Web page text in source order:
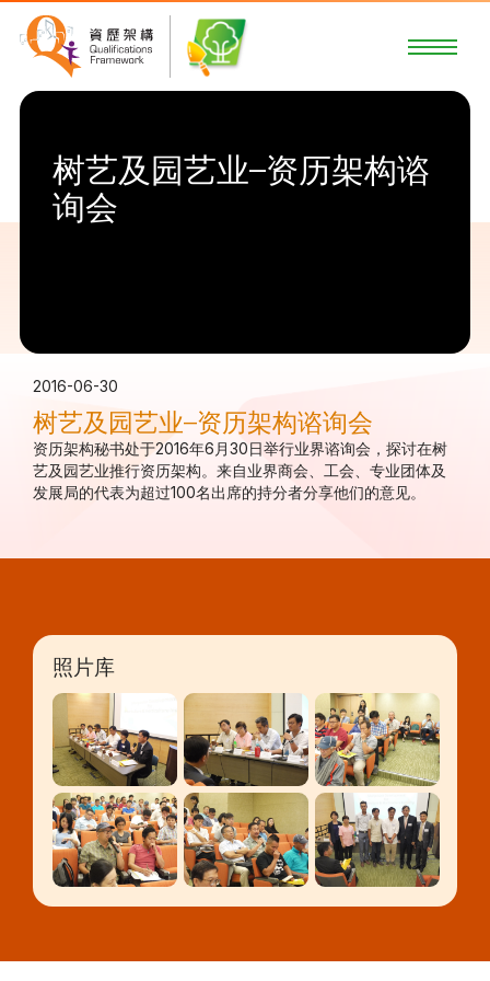
树艺及园艺业–资历架构谘
询会
2016-06-30
树艺及园艺业–资历架构谘询会
资历架构秘书处于2016年6月30日举行业界谘询会，探讨在树
艺及园艺业推行资历架构。来自业界商会、工会、专业团体及
发展局的代表为超过100名出席的持分者分享他们的意见。
照片库